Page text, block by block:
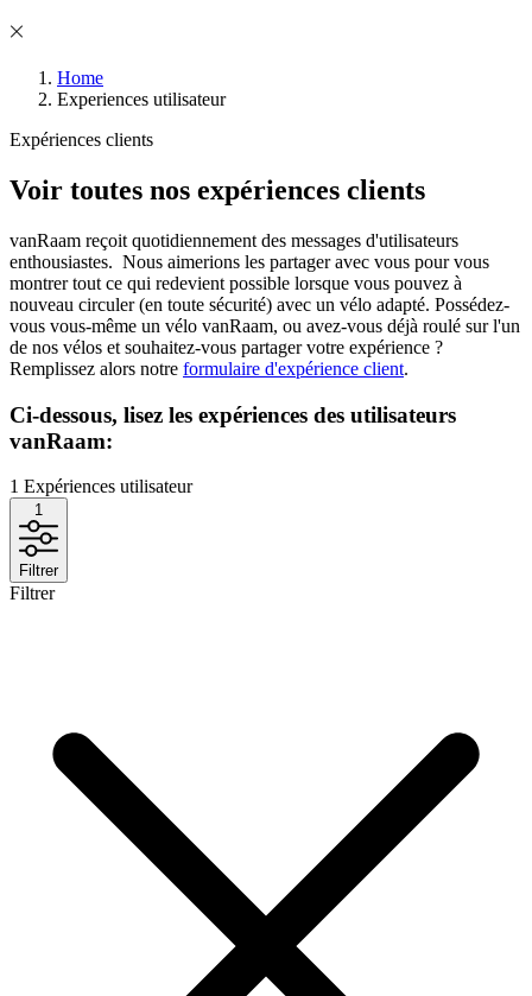
Home
Experiences utilisateur
Expériences clients
Voir toutes nos expériences clients
vanRaam reçoit quotidiennement des messages d'utilisateurs
enthousiastes. Nous aimerions les partager avec vous pour vous
montrer tout ce qui redevient possible lorsque vous pouvez à
nouveau circuler (en toute sécurité) avec un vélo adapté. Possédez-
vous vous-même un vélo vanRaam, ou avez-vous déjà roulé sur l'un
de nos vélos et souhaitez-vous partager votre expérience ?
Remplissez alors notre formulaire d'expérience client.
Ci-dessous, lisez les expériences des utilisateurs
vanRaam:
1 Expériences utilisateur
1
Filtrer
Filtrer